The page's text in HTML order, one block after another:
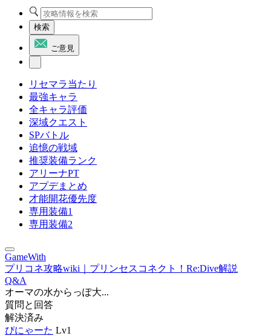
検索
ご意見
リセマラ当たり
最強キャラ
全キャラ評価
深域クエスト
SPバトル
追憶の戦域
推奨装備ランク
アリーナPT
アプデまとめ
才能開花優先度
専用装備1
専用装備2
GameWith
プリコネ攻略wiki｜プリンセスコネクト！Re:Dive解説
Q&A
オーマの水からっぽ大...
質問と回答
解決済み
ぴにゃーた Lv1